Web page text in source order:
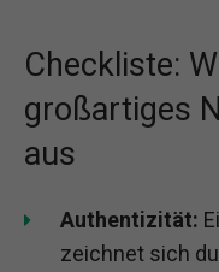
Checkliste:
großartiges
aus
Authentizität:
zeichnet sich